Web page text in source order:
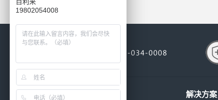
解决方案
19802054008